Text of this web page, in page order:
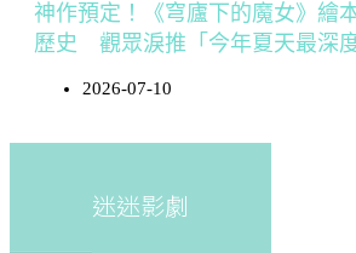
神作預定！《穹廬下的魔女》繪
歷史 觀眾淚推「今年夏天最深度
2026-07-10
迷迷影劇